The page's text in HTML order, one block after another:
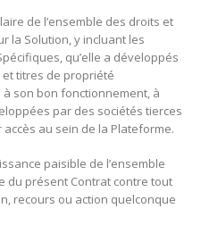
de l’ensemble des droits et
la Solution, y incluant les
qu’elle a développés
titres de propriété
son bon fonctionnement, à
par des sociétés tierces
au sein de la Plateforme.
paisible de l’ensemble
du présent Contrat contre tout
recours ou action quelconque